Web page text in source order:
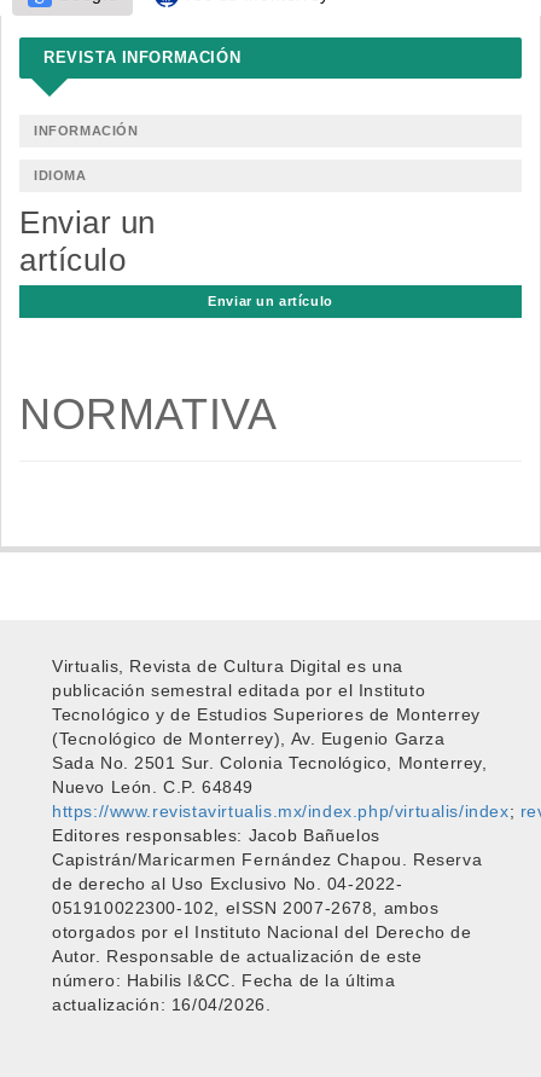
REVISTA INFORMACIÓN
INFORMACIÓN
IDIOMA
Enviar un
artículo
Enviar un artículo
NORMATIVA
Virtualis, Revista de Cultura Digital es una
publicación semestral editada por el Instituto
Tecnológico y de Estudios Superiores de Monterrey
(Tecnológico de Monterrey), Av. Eugenio Garza
Sada No. 2501 Sur. Colonia Tecnológico, Monterrey,
Nuevo León. C.P. 64849
https://www.revistavirtualis.mx/index.php/virtualis/index;
Editores responsables: Jacob Bañuelos
Capistrán/Maricarmen Fernández Chapou. Reserva
de derecho al Uso Exclusivo No. 04-2022-
051910022300-102, eISSN 2007-2678, ambos
otorgados por el Instituto Nacional del Derecho de
Autor. Responsable de actualización de este
número: Habilis I&CC. Fecha de la última
actualización: 16/04/2026.